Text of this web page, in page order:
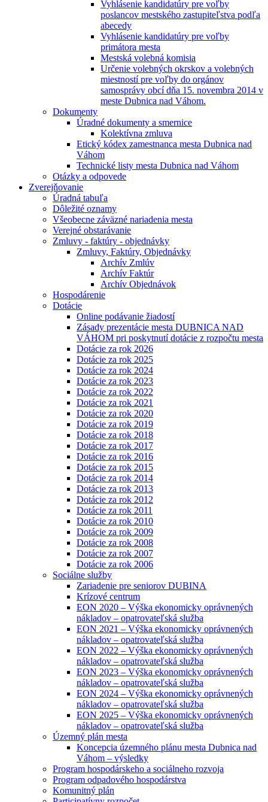
Vyhlásenie kandidatúry pre voľby
poslancov mestského zastupiteľstva podľa
abecedy
Vyhlásenie kandidatúry pre voľby
primátora mesta
Mestská volebná komisia
Určenie volebných okrskov a volebných
miestností pre voľby do orgánov
samosprávy obcí dňa 15. novembra 2014 v
meste Dubnica nad Váhom.
Dokumenty
Úradné dokumenty a smernice
Kolektívna zmluva
Etický kódex zamestnanca mesta Dubnica nad
Váhom
Technické listy mesta Dubnica nad Váhom
Otázky a odpovede
Zverejňovanie
Úradná tabuľa
Dôležité oznamy
Všeobecne záväzné nariadenia mesta
Verejné obstarávanie
Zmluvy - faktúry - objednávky
Zmluvy, Faktúry, Objednávky
Archív Zmlúv
Archív Faktúr
Archív Objednávok
Hospodárenie
Dotácie
Online podávanie žiadostí
Zásady prezentácie mesta DUBNICA NAD
VÁHOM pri poskytnutí dotácie z rozpočtu mesta
Dotácie za rok 2026
Dotácie za rok 2025
Dotácie za rok 2024
Dotácie za rok 2023
Dotácie za rok 2022
Dotácie za rok 2021
Dotácie za rok 2020
Dotácie za rok 2019
Dotácie za rok 2018
Dotácie za rok 2017
Dotácie za rok 2016
Dotácie za rok 2015
Dotácie za rok 2014
Dotácie za rok 2013
Dotácie za rok 2012
Dotácie za rok 2011
Dotácie za rok 2010
Dotácie za rok 2009
Dotácie za rok 2008
Dotácie za rok 2007
Dotácie za rok 2006
Sociálne služby
Zariadenie pre seniorov DUBINA
Krízové centrum
EON 2020 – Výška ekonomicky oprávnených
nákladov – opatrovateľská služba
EON 2021 – Výška ekonomicky oprávnených
nákladov – opatrovateľská služba
EON 2022 – Výška ekonomicky oprávnených
nákladov – opatrovateľská služba
EON 2023 – Výška ekonomicky oprávnených
nákladov – opatrovateľská služba
EON 2024 – Výška ekonomicky oprávnených
nákladov – opatrovateľská služba
EON 2025 – Výška ekonomicky oprávnených
nákladov – opatrovateľská služba
Územný plán mesta
Koncepcia územného plánu mesta Dubnica nad
Váhom – výsledky
Program hospodárskeho a sociálneho rozvoja
Program odpadového hospodárstva
Komunitný plán